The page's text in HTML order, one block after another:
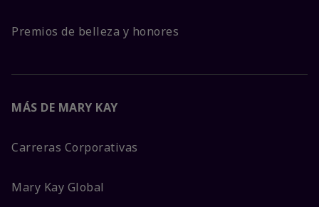
Premios de belleza y honores
MÁS DE MARY KAY
Carreras Corporativas
Mary Kay Global